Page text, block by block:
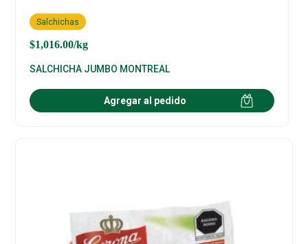
$1,016.00/kg
Salchichas
SALCHICHA JUMBO MONTREAL
Agregar al pedido